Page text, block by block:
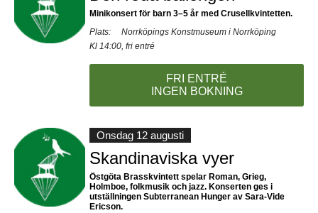
Minikonsert för barn 3–5 år med Crusellkvintetten.
Plats:
Norrköpings Konstmuseum i Norrköping
Kl 14:00, fri entré
FRI ENTRÉ
INGEN BOKNING
Onsdag 12 augusti
Skandinaviska vyer
Östgöta Brasskvintett spelar Roman, Grieg,
Holmboe, folkmusik och jazz. Konserten ges i
utställningen Subterranean Hunger av Sara-Vide
Ericson.